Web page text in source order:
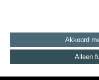
Akkoord
Alleen